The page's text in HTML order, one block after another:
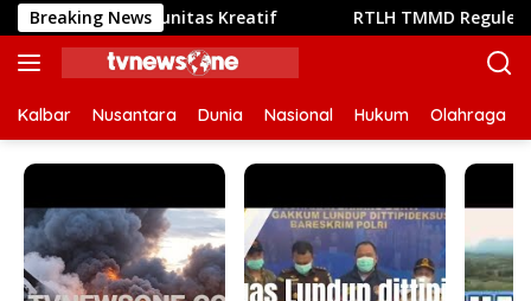
Langsung
ke
konten
Breaking News
Komunitas Kreatif RTLH TMMD Reguler ke-129
Kalbar Nusantara Dunia Nasional Hukum Olahraga